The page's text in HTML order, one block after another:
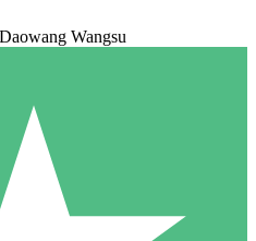
Daowang Wangsu